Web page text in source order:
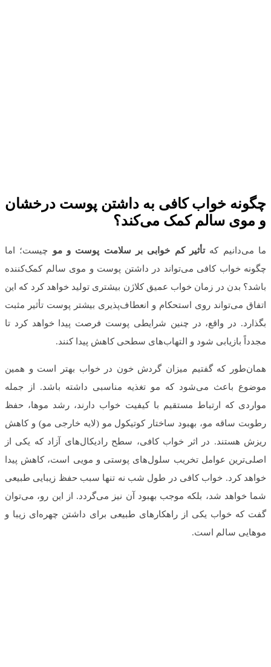
چگونه خواب کافی به داشتن پوست درخشان
و موی سالم کمک می‌کند؟
ما می‌دانیم کهتأثیر کم خوابی بر سلامت پوست و مو چیست؛ اما
چگونه خواب کافی می‌تواند در داشتن پوست و موی سالم کمک‌کننده
باشد؟ بدن در زمان خواب عمیق کلاژن بیشتری تولید خواهد کرد که این
اتفاق می‌تواند روی استحکام و انعطاف‌پذیری بیشتر پوست تأثیر مثبت
بگذارد. در واقع، در چنین شرایطی پوست فرصت پیدا خواهد کرد تا
مجدداً بازیابی شود و التهاب‌های سطحی کاهش پیدا کنند.
همان‌طور که گفتیم میزان گردش خون در خواب بهتر است و همین
موضوع باعث می‌شود که مو تغذیه مناسبی داشته باشد. از جمله
مواردی که ارتباط مستقیم با کیفیت خواب دارند، رشد موها، حفظ
رطوبت ساقه مو، بهبود ساختار کوتیکول مو (لایه خارجی مو) و کاهش
ریزش هستند. در اثر خواب کافی، سطح رادیکال‌های آزاد که یکی از
اصلی‌ترین عوامل تخریب سلول‌های پوستی و مویی است، کاهش پیدا
خواهد کرد. خواب کافی در طول شب نه تنها سبب حفظ زیبایی طبیعی
شما خواهد شد، بلکه موجب بهبود آن نیز می‌گردد. از این رو، می‌توان
گفت که خواب یکی از راهکارهای طبیعی برای داشتن چهره‌ای زیبا و
موهایی سالم است.